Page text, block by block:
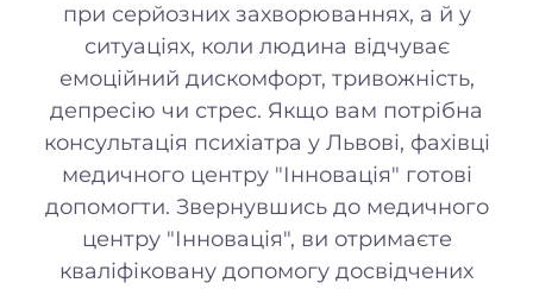
при серйозних захворюваннях, а й у
ситуаціях, коли людина відчуває
емоційний дискомфорт, тривожність,
депресію чи стрес. Якщо вам потрібна
консультація психіатра у Львові, фахівці
медичного центру "Інновація" готові
допомогти. Звернувшись до медичного
центру "Інновація", ви отримаєте
кваліфіковану допомогу досвідчених